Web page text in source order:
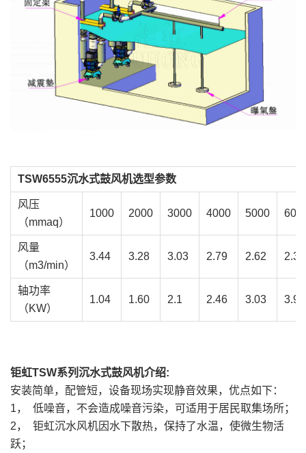
TSW6555沉水式鼓风机选型参数
风压
（mmaq）
1000 2000 3000 4000 5000
风量
（m3/min）
3.44 3.28 3.03 2.79 2.62 2.38
轴功率
（KW）
1.04 1.60 2.1 2.46 3.03 3.99
钜虹TSW系列沉水式鼓风机介绍:
安装简单，配管短，设备现场实现静音效果，优点如下：
1， 低噪音，不会造成噪音污染，可适用于居民取集场所；
2， 钜虹沉水风机因水下散热，保持了水温，使微生物活
跃；